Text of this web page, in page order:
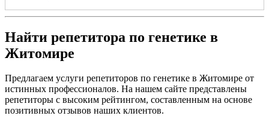
Найти репетитора по генетике в
Житомире
Предлагаем услуги репетиторов по генетике в Житомире от
истинных профессионалов. На нашем сайте представлены
репетиторы с высоким рейтингом, составленным на основе
позитивных отзывов наших клиентов.